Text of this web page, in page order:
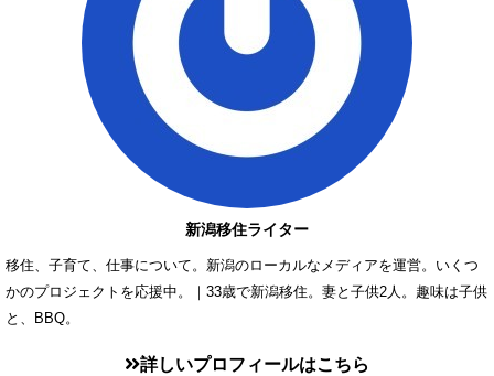
新潟移住ライター
移住、子育て、仕事について。新潟のローカルなメディアを運営。いくつ
かのプロジェクトを応援中。｜33歳で新潟移住。妻と子供2人。趣味は子供
と、BBQ。
詳しいプロフィールはこちら